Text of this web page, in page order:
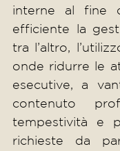
interne al fine
efficiente la
tra l’altro,
onde ridurre le
esecutive, a
contenuto
tempestività e
richieste da